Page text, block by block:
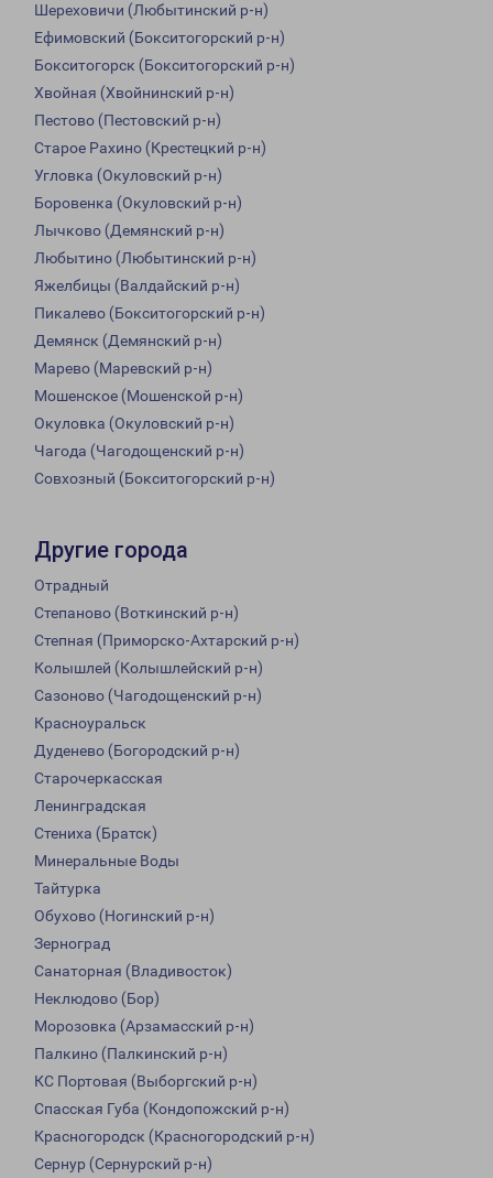
Шереховичи (Любытинский р-н)
Ефимовский (Бокситогорский р-н)
Бокситогорск (Бокситогорский р-н)
Хвойная (Хвойнинский р-н)
Пестово (Пестовский р-н)
Старое Рахино (Крестецкий р-н)
Угловка (Окуловский р-н)
Боровенка (Окуловский р-н)
Лычково (Демянский р-н)
Любытино (Любытинский р-н)
Яжелбицы (Валдайский р-н)
Пикалево (Бокситогорский р-н)
Демянск (Демянский р-н)
Марево (Маревский р-н)
Мошенское (Мошенской р-н)
Окуловка (Окуловский р-н)
Чагода (Чагодощенский р-н)
Совхозный (Бокситогорский р-н)
Другие города
Отрадный
Степаново (Воткинский р-н)
Степная (Приморско-Ахтарский р-н)
Колышлей (Колышлейский р-н)
Сазоново (Чагодощенский р-н)
Красноуральск
Дуденево (Богородский р-н)
Старочеркасская
Ленинградская
Стениха (Братск)
Минеральные Воды
Тайтурка
Обухово (Ногинский р-н)
Зерноград
Санаторная (Владивосток)
Неклюдово (Бор)
Морозовка (Арзамасский р-н)
Палкино (Палкинский р-н)
КС Портовая (Выборгский р-н)
Спасская Губа (Кондопожский р-н)
Красногородск (Красногородский р-н)
Сернур (Сернурский р-н)